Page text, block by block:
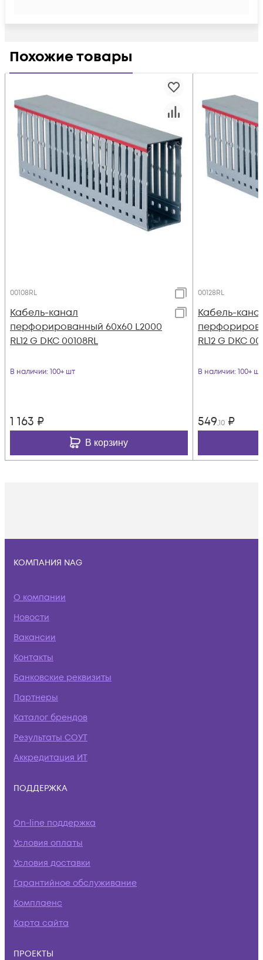
Похожие товары
00108RL
Кабель-канал
перфорированный 60х60 L2000
RL12 G DKC 00108RL
В наличии: 100+ шт
1 163 ₽
В корзину
00128RL
Кабель-
RL12 G DKC
В наличии: 100+ шт
549,10 ₽
КОМПАНИЯ NAG
О компании
Новости
Вакансии
Контакты
Банковские реквизиты
Партнеры
Каталог брендов
Результаты СОУТ
Аккредитация ИТ
ПОДДЕРЖКА
On-line поддержка
Условия оплаты
Условия доставки
Гарантийное обслуживание
Комплаенс
Карта сайта
ПРОЕКТЫ